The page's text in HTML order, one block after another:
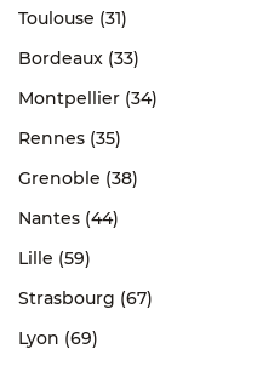
Toulouse (31)
Bordeaux (33)
Montpellier (34)
Rennes (35)
Grenoble (38)
Nantes (44)
Lille (59)
Strasbourg (67)
Lyon (69)